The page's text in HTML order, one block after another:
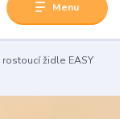
Menu
židle EASY